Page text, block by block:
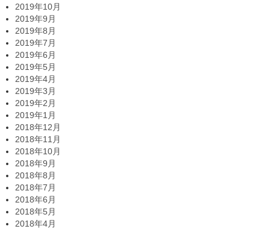
2019年10月
2019年9月
2019年8月
2019年7月
2019年6月
2019年5月
2019年4月
2019年3月
2019年2月
2019年1月
2018年12月
2018年11月
2018年10月
2018年9月
2018年8月
2018年7月
2018年6月
2018年5月
2018年4月